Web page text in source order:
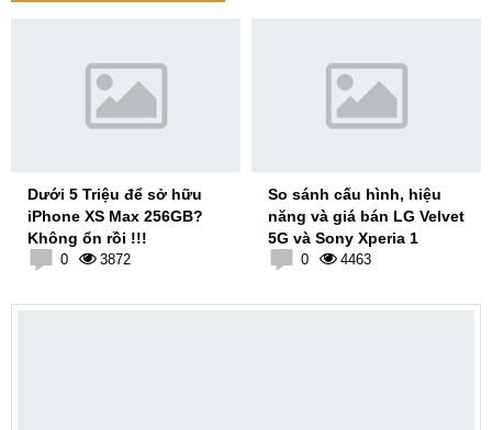
Dưới 5 Triệu để sở hữu
iPhone XS Max 256GB?
Không ổn rồi !!!
0 3872
So sánh cấu hình, hiệu
năng và giá bán LG Velvet
5G và Sony Xperia 1
0 4463